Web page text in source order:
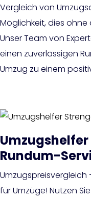
Vergleich von
Möglichkeit, dies
Unser Team von
einen zuverlässigen
Umzug zu einem
Rundum-
für Umzüge! Nutzen